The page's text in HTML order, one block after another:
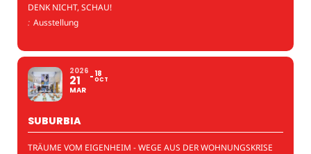
DENK NICHT, SCHAU!
: Ausstellung
2026
21
MAR
18
OCT
SUBURBIA
TRÄUME VOM EIGENHEIM - WEGE AUS DER WOHNUNGSKRISE